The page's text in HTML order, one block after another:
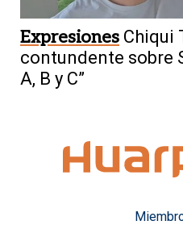
Expresiones Chiqui
contundente sobre
A, B y C”